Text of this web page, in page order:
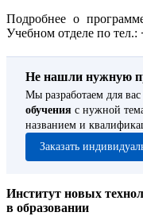
Подробнее о
Учебном отделе по тел.:
Не нашли нужную
Мы разработаем для вас
обучения с нужной
названием и
Заказать
Институт новых
в образовании